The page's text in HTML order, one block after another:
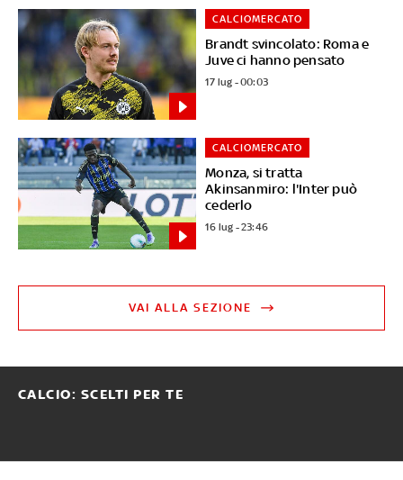
Brandt svincolato: Roma e
Juve ci hanno pensato
CALCIOMERCATO
17 lug - 00:03
Monza, si tratta
Akinsanmiro: l'Inter può
cederlo
CALCIOMERCATO
16 lug - 23:46
VAI ALLA SEZIONE
CALCIO: SCELTI PER TE